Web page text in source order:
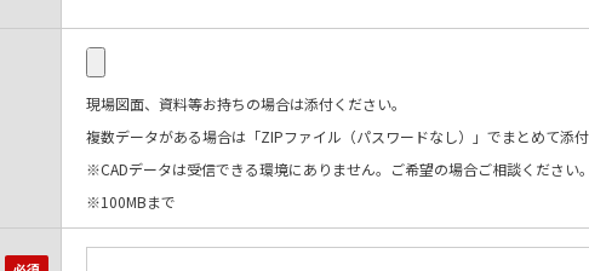
現場図面、資料等お持ちの場合は添付ください。
複数データがある場合は「ZIPファイル（パスワードなし）」でまとめて添付
※CADデータは受信できる環境にありません。ご希望の場合ご相談ください。
※100MBまで